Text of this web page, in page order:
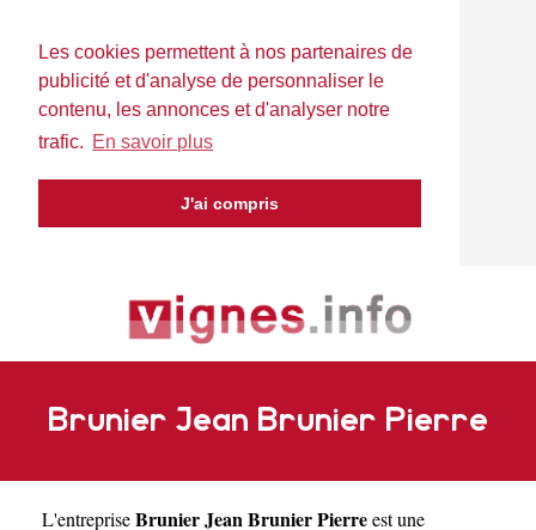
Les cookies permettent à nos partenaires de
publicité et d'analyse de personnaliser le
contenu, les annonces et d'analyser notre
trafic. En savoir plus
J'ai compris
Brunier Jean Brunier Pierre
L'entrepriseBrunier Jean Brunier Pierreest une